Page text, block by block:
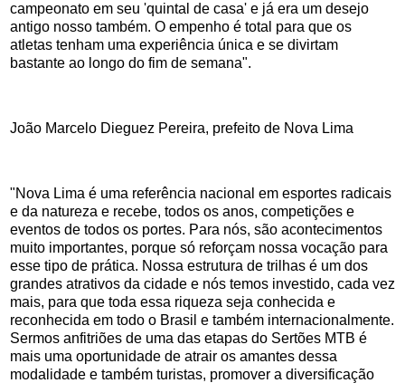
campeonato em seu 'quintal de casa' e já era um desejo
antigo nosso também. O empenho é total para que os
atletas tenham uma experiência única e se divirtam
bastante ao longo do fim de semana".
João Marcelo Dieguez Pereira, prefeito de Nova Lima
"Nova Lima é uma referência nacional em esportes radicais
e da natureza e recebe, todos os anos, competições e
eventos de todos os portes. Para nós, são acontecimentos
muito importantes, porque só reforçam nossa vocação para
esse tipo de prática. Nossa estrutura de trilhas é um dos
grandes atrativos da cidade e nós temos investido, cada vez
mais, para que toda essa riqueza seja conhecida e
reconhecida em todo o Brasil e também internacionalmente.
Sermos anfitriões de uma das etapas do Sertões MTB é
mais uma oportunidade de atrair os amantes dessa
modalidade e também turistas, promover a diversificação